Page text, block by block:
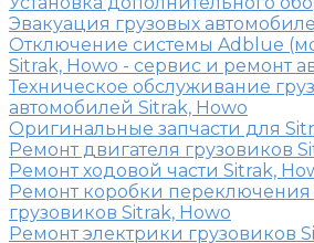
Эвакуация грузовых
Отключение системы Adblue
Sitrak, Howo - сервис и ремонт
Техническое обслуживание
автомобилей Sitrak, Howo
Оригинальные запчасти для
Ремонт двигателя грузовиков
Ремонт ходовой части Sitrak,
Ремонт коробки переключения
грузовиков Sitrak, Howo
Ремонт электрики грузовиков